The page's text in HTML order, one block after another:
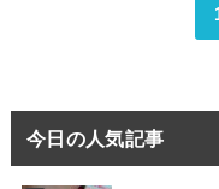
今日の人気記事